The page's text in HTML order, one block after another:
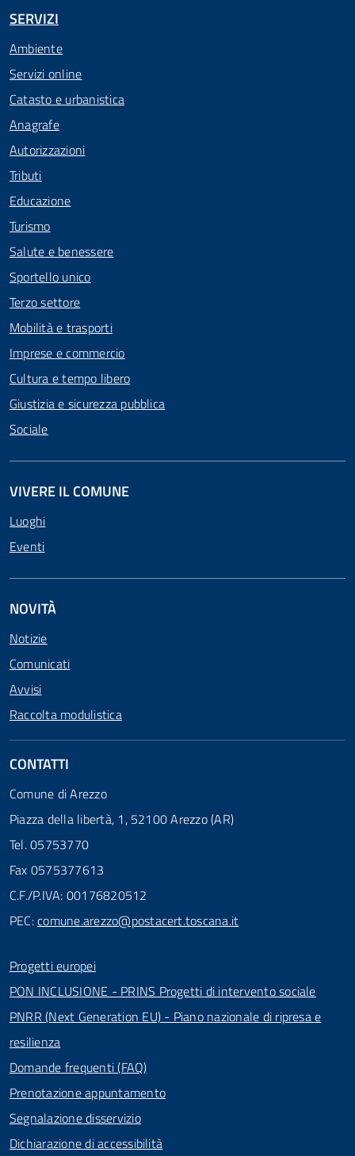
SERVIZI
Ambiente
Servizi online
Catasto e urbanistica
Anagrafe
Autorizzazioni
Tributi
Educazione
Turismo
Salute e benessere
Sportello unico
Terzo settore
Mobilità e trasporti
Imprese e commercio
Cultura e tempo libero
Giustizia e sicurezza pubblica
Sociale
VIVERE IL COMUNE
Luoghi
Eventi
NOVITÀ
Notizie
Comunicati
Avvisi
Raccolta modulistica
CONTATTI
Comune di Arezzo
Piazza della libertà, 1, 52100 Arezzo (AR)
Tel. 05753770
Fax 0575377613
C.F./P.IVA: 00176820512
PEC:comune.arezzo@postacert.toscana.it
Progetti europei
PON INCLUSIONE - PRINS Progetti di intervento sociale
PNRR (Next Generation EU) - Piano nazionale di ripresa e
resilienza
Domande frequenti (FAQ)
Prenotazione appuntamento
Segnalazione disservizio
Dichiarazione di accessibilità